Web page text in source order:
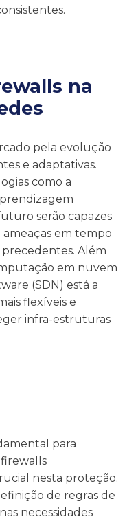
na
pela evolução
e adaptativas.
como a
serão capazes
em tempo
Além
em nuvem
(SDN) está a
flexíveis e
infra-estruturas
para
nesta proteção.
de regras de
necessidades